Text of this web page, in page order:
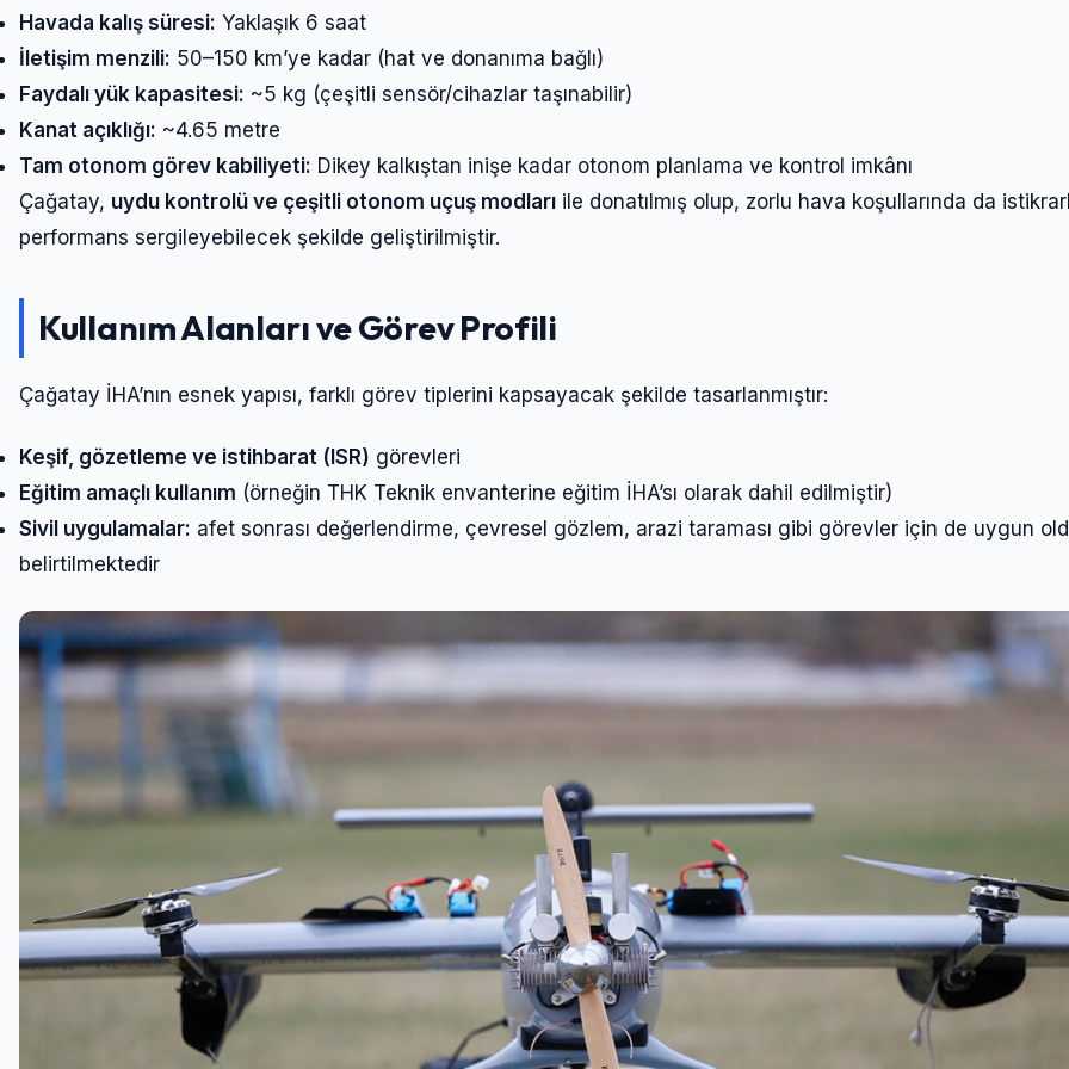
Havada kalış süresi: Yaklaşık 6 saat
İletişim menzili: 50–150 km’ye kadar (hat ve donanıma bağlı)
Faydalı yük kapasitesi: ~5 kg (çeşitli sensör/cihazlar taşınabilir)
Kanat açıklığı: ~4.65 metre
Tam otonom görev kabiliyeti: Dikey kalkıştan inişe kadar otonom planlama ve kontrol imkânı
Çağatay, uydu kontrolü ve çeşitli otonom uçuş modları ile donatılmış olup, zorlu hava koşullarında da
performans sergileyebilecek şekilde geliştirilmiştir.
Kullanım Alanları ve Görev Profili
Çağatay İHA’nın esnek yapısı, farklı görev tiplerini kapsayacak şekilde tasarlanmıştır:
Keşif, gözetleme ve istihbarat (ISR) görevleri
Eğitim amaçlı kullanım (örneğin THK Teknik envanterine eğitim İHA’sı olarak dahil edilmiştir)
Sivil uygulamalar: afet sonrası değerlendirme, çevresel gözlem, arazi taraması gibi görevler için de uygun
belirtilmektedir